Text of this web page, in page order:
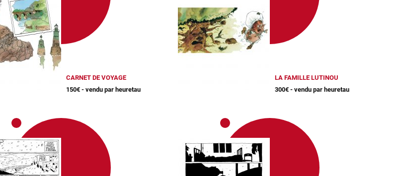
CARNET DE VOYAGE
150€ - vendu par heuretau
LA FAMILLE LUTINOU
300€ - vendu par heuretau